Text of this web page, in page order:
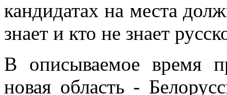
кандидатах на места
знает и кто не знает
В описываемое время
новая область -